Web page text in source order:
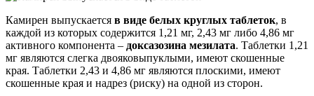
Камирен выпускается в виде белых круглых таблеток, в
каждой из которых содержится 1,21 мг, 2,43 мг либо 4,86 мг
активного компонента – доксазозина мезилата. Таблетки 1,21
мг являются слегка двояковыпуклыми, имеют скошенные
края. Таблетки 2,43 и 4,86 мг являются плоскими, имеют
скошенные края и надрез (риску) на одной из сторон.